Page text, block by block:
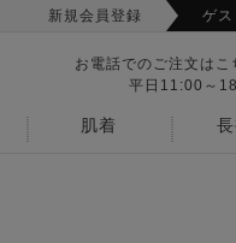
新規会員登録 ゲス
お電話でのご注文はこ
平日11:00～
肌着